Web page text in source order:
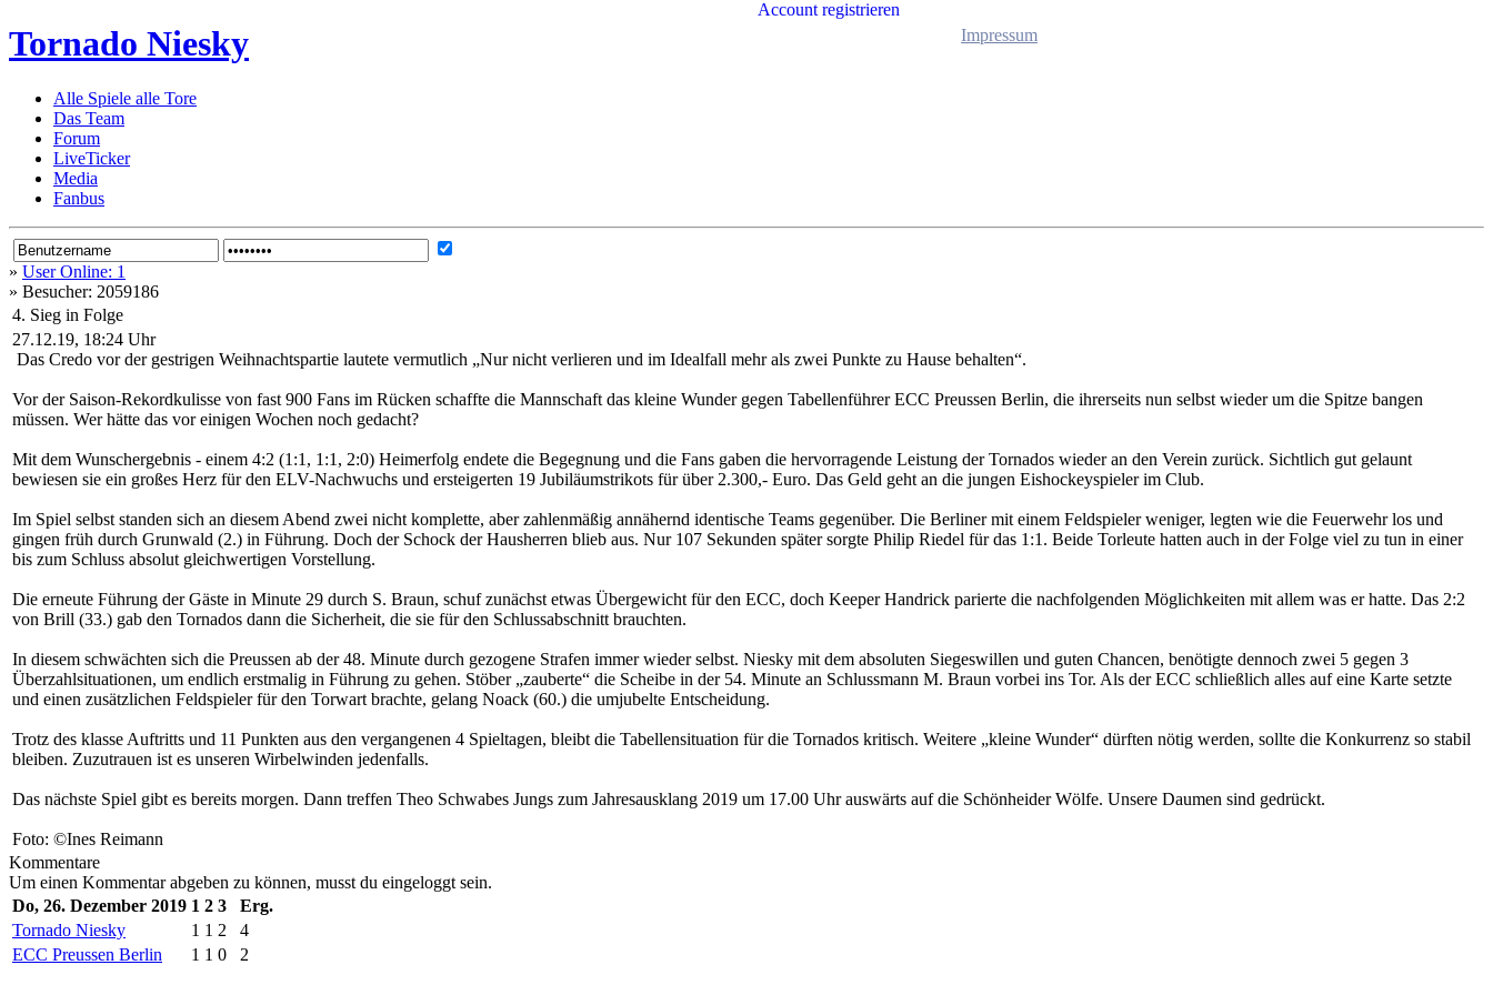
Tornado Niesky
Alle Spiele alle Tore
Das Team
Forum
LiveTicker
Media
Fanbus
Account registrieren
» User Online: 1
» Besucher: 2059186
4. Sieg in Folge
27.12.19, 18:24 Uhr
Das Credo vor der gestrigen Weihnachtspartie lautete vermutlich „Nur nicht verlieren und im Idealfall mehr als zwei Punkte zu Hause behalten“.
Vor der Saison-Rekordkulisse von fast 900 Fans im Rücken schaffte die Mannschaft das kleine Wunder gegen Tabellenführer ECC Preussen Berlin, die ihrerseits nun selbst wieder um die Spitze bangen
müssen. Wer hätte das vor einigen Wochen noch gedacht?
Mit dem Wunschergebnis - einem 4:2 (1:1, 1:1, 2:0) Heimerfolg endete die Begegnung und die Fans gaben die hervorragende Leistung der Tornados wieder an den Verein zurück. Sichtlich gut gelaunt
bewiesen sie ein großes Herz für den ELV-Nachwuchs und ersteigerten 19 Jubiläumstrikots für über 2.300,- Euro. Das Geld geht an die jungen Eishockeyspieler im Club.
Im Spiel selbst standen sich an diesem Abend zwei nicht komplette, aber zahlenmäßig annähernd identische Teams gegenüber. Die Berliner mit einem Feldspieler weniger, legten wie die Feuerwehr los und
gingen früh durch Grunwald (2.) in Führung. Doch der Schock der Hausherren blieb aus. Nur 107 Sekunden später sorgte Philip Riedel für das 1:1. Beide Torleute hatten auch in der Folge viel zu tun in einer
bis zum Schluss absolut gleichwertigen Vorstellung.
Die erneute Führung der Gäste in Minute 29 durch S. Braun, schuf zunächst etwas Übergewicht für den ECC, doch Keeper Handrick parierte die nachfolgenden Möglichkeiten mit allem was er hatte. Das 2:2
von Brill (33.) gab den Tornados dann die Sicherheit, die sie für den Schlussabschnitt brauchten.
In diesem schwächten sich die Preussen ab der 48. Minute durch gezogene Strafen immer wieder selbst. Niesky mit dem absoluten Siegeswillen und guten Chancen, benötigte dennoch zwei 5 gegen 3
Überzahlsituationen, um endlich erstmalig in Führung zu gehen. Stöber „zauberte“ die Scheibe in der 54. Minute an Schlussmann M. Braun vorbei ins Tor. Als der ECC schließlich alles auf eine Karte setzte
und einen zusätzlichen Feldspieler für den Torwart brachte, gelang Noack (60.) die umjubelte Entscheidung.
Trotz des klasse Auftritts und 11 Punkten aus den vergangenen 4 Spieltagen, bleibt die Tabellensituation für die Tornados kritisch. Weitere „kleine Wunder“ dürften nötig werden, sollte die Konkurrenz so stabil
bleiben. Zuzutrauen ist es unseren Wirbelwinden jedenfalls.
Das nächste Spiel gibt es bereits morgen. Dann treffen Theo Schwabes Jungs zum Jahresausklang 2019 um 17.00 Uhr auswärts auf die Schönheider Wölfe. Unsere Daumen sind gedrückt.
Foto: ©Ines Reimann
Kommentare
Um einen Kommentar abgeben zu können, musst du eingeloggt sein.
Do, 26. Dezember 2019 1 2 3
Erg.
Tornado Niesky
1 1 2
4
ECC Preussen Berlin
1 1 0 2
Impressum